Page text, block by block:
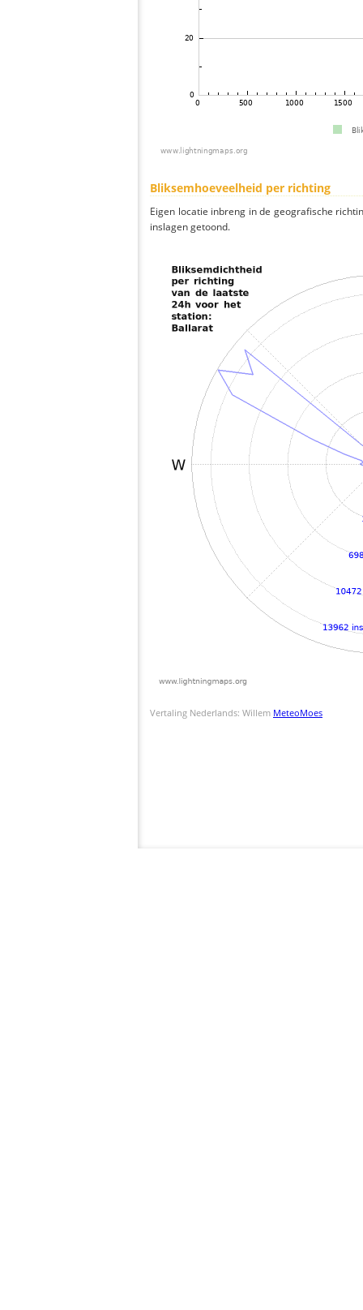
Bliksemhoeveelheid per richting
Eigen locatie inbreng in de geografische
inslagen getoond.
Vertaling Nederlands: Willem MeteoMoes